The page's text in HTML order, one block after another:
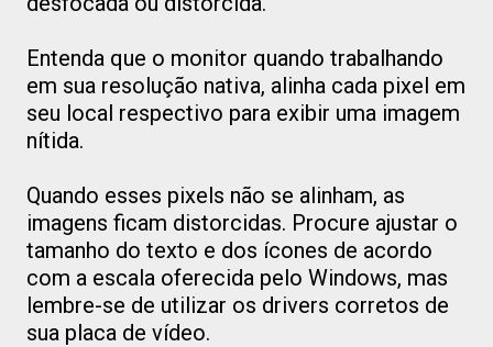
Entenda que o monitor quando trabalhando
em sua resolução nativa, alinha cada pixel em
seu local respectivo para exibir uma imagem
nítida.
Quando esses pixels não se alinham, as
imagens ficam distorcidas. Procure ajustar o
tamanho do texto e dos ícones de acordo
com a escala oferecida pelo Windows, mas
lembre-se de utilizar os drivers corretos de
sua placa de vídeo.